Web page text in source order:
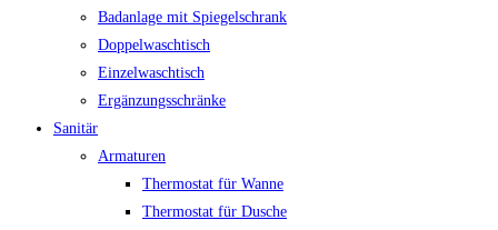
Badanlage mit Spiegelschrank
Doppelwaschtisch
Einzelwaschtisch
Ergänzungsschränke
Sanitär
Armaturen
Thermostat für Wanne
Thermostat für Dusche